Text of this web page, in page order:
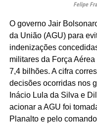
Felipe
O governo Jair
da União (AGU) para
indenizações
militares da Força
7,4 bilhões. A cifra
decisões ocorridas nos
Inácio Lula da Silva e
acionar a AGU foi
Planalto e pelo